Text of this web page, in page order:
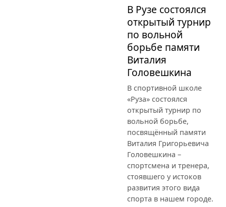
В Рузе состоялся
открытый турнир
по вольной
борьбе памяти
Виталия
Головешкина
В спортивной школе
«Руза» состоялся
открытый турнир по
вольной борьбе,
посвящённый памяти
Виталия Григорьевича
Головешкина –
спортсмена и тренера,
стоявшего у истоков
развития этого вида
спорта в нашем городе.